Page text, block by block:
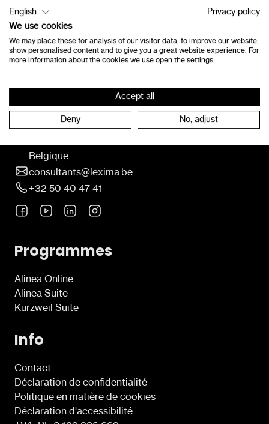
Contact
Vlamingveld 8
Belgique
consultants@lexima.be
+32 50 40 47 41
Programmes
Alinea Online
Alinea Suite
Kurzweil Suite
Info
Contact
Déclaration de confidentialité
Politique en matière de cookies
Déclaration d'accessibilité
English
Privacy policy
We use cookies
We may place these for analysis of our visitor data, to improve our website,
show personalised content and to give you a great website experience. For
more information about the cookies we use open the settings.
Accept all
Deny No, adjust